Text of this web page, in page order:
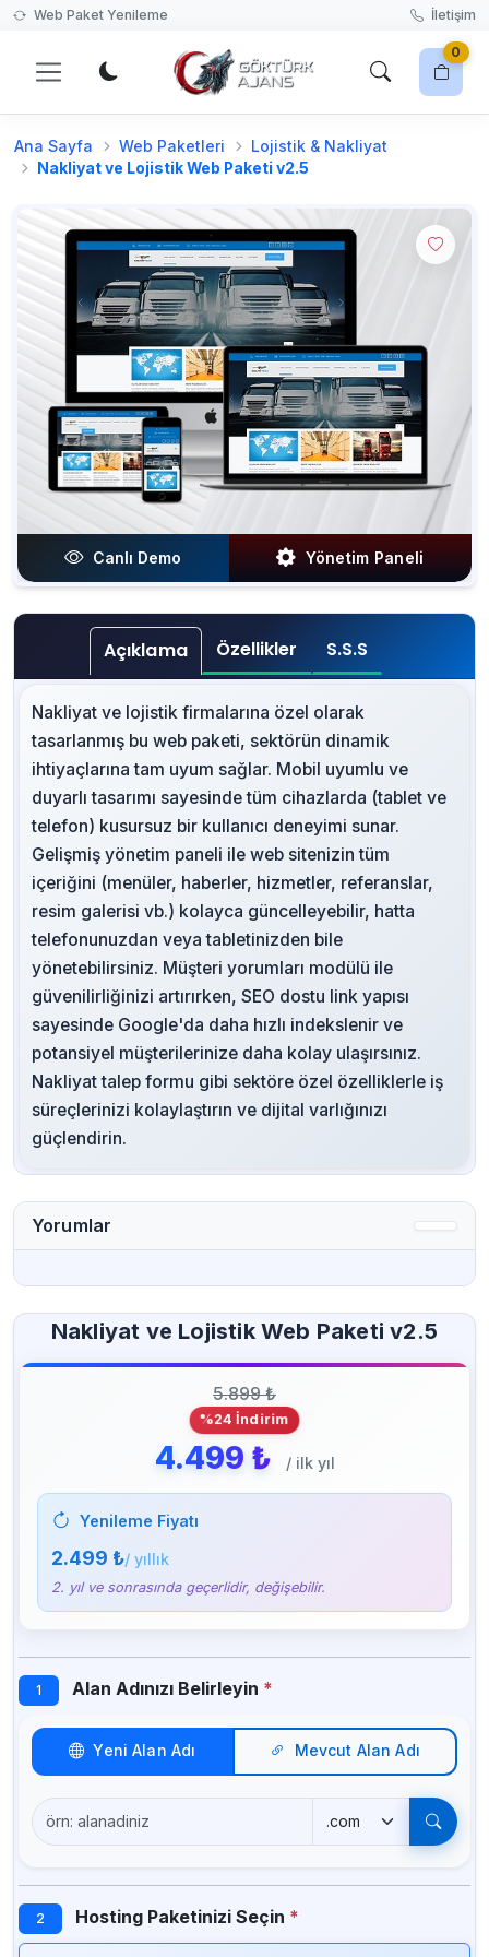
Web Paket Yenileme İletişim
0
Sepetiniz boş
Harika bir web sitesi tasarımı seçerek başlayın!
Web Paketleri'ne Git
Ana Sayfa Web Paketleri
Lojistik & Nakliyat
Nakliyat ve Lojistik Web Paketi v2.5
Canlı Demo Yönetim Paneli
Açıklama Özellikler S.S.S
Nakliyat ve lojistik firmalarına özel olarak
tasarlanmış bu web paketi, sektörün dinamik
ihtiyaçlarına tam uyum sağlar. Mobil uyumlu ve
duyarlı tasarımı sayesinde tüm cihazlarda (tablet ve
telefon) kusursuz bir kullanıcı deneyimi sunar.
Gelişmiş yönetim paneli ile web sitenizin tüm
içeriğini (menüler, haberler, hizmetler, referanslar,
resim galerisi vb.) kolayca güncelleyebilir, hatta
telefonunuzdan veya tabletinizden bile
yönetebilirsiniz. Müşteri yorumları modülü ile
güvenilirliğinizi artırırken, SEO dostu link yapısı
sayesinde Google'da daha hızlı indekslenir ve
potansiyel müşterilerinize daha kolay ulaşırsınız.
Nakliyat talep formu gibi sektöre özel özelliklerle iş
süreçlerinizi kolaylaştırın ve dijital varlığınızı
güçlendirin.
Yorumlar
Nakliyat ve Lojistik Web Paketi v2.5
5.899 ₺
%24 İndirim
4.499 ₺ / ilk yıl
Yenileme Fiyatı
2.499 ₺/ yıllık
2. yıl ve sonrasında geçerlidir, değişebilir.
1 Alan Adınızı Belirleyin *
Yeni Alan Adı Mevcut Alan Adı
2 Hosting Paketinizi Seçin *